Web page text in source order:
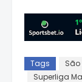
Tags
Superliga